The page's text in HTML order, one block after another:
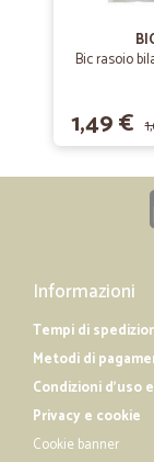
tutto come
alcuni prodotti
alcuni prodotti
Bic rasoio
1,49 €
Informazioni
Tempi di
Metodi di
Condizioni d'uso
Privacy e cookie
Cookie banner